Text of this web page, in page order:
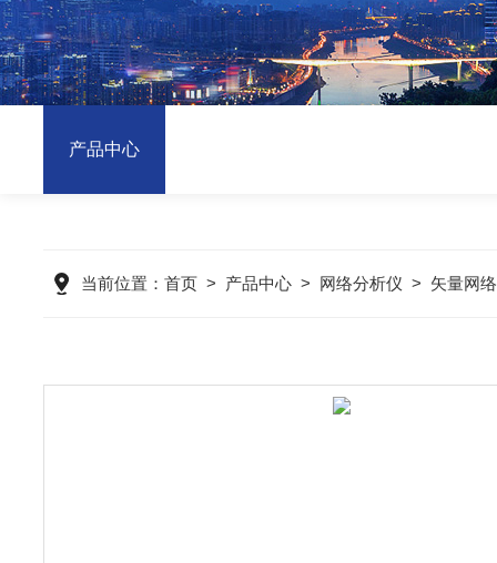
产品中心
当前位置： 首页 > 产品中心 > 网络分析仪 > 矢量网